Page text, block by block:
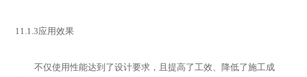
11.1.3应用效果
不仅使用性能达到了设计要求，且提高了工效、降低了施工成